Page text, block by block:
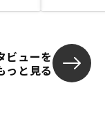
ビューを
っと見る